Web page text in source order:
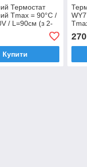
Термостат
Tmax = 90°C /
/ L=90см (з 2-
Купити
(2
270